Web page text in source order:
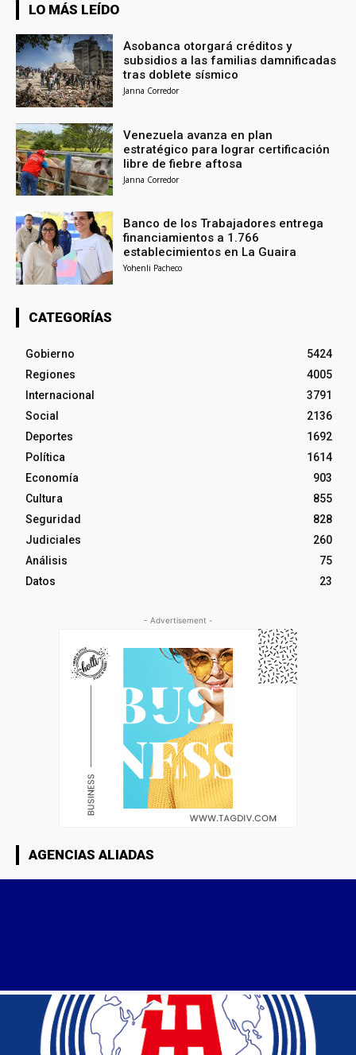
LO MÁS LEÍDO
Asobanca otorgará créditos y
subsidios a las familias damnificadas
tras doblete sísmico
Janna Corredor
Venezuela avanza en plan
estratégico para lograr certificación
libre de fiebre aftosa
Janna Corredor
Banco de los Trabajadores entrega
financiamientos a 1.766
establecimientos en La Guaira
Yohenli Pacheco
CATEGORÍAS
Gobierno
5424
Regiones
4005
Internacional
3791
Social
2136
Deportes
1692
Política
1614
Economía
903
Cultura
855
Seguridad
828
Judiciales
260
Análisis
75
Datos
23
- Advertisement -
AGENCIAS ALIADAS